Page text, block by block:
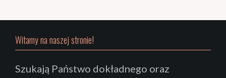
Witamy na naszej stronie!
Szukają Państwo dokładnego oraz